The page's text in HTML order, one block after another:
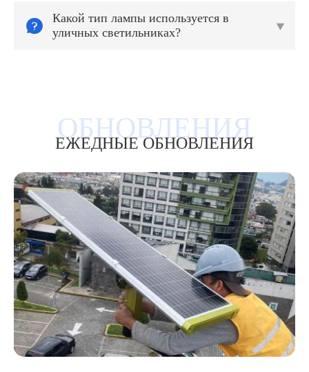

Какой тип лампы используется в
уличных светильниках?

ЕЖЕДНЫЕ ОБНОВЛЕНИЯ